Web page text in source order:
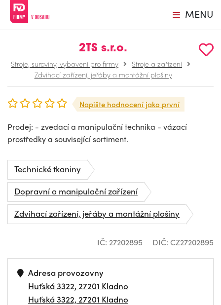
MENU
2TS s.r.o.
Stroje, suroviny, vybavení pro firmy
Stroje a zařízení
Zdvihací zařízení, jeřáby a montážní plošiny
Napište hodnocení jako první
Prodej: - zvedací a manipulační technika - vázací
prostředky a související sortiment.
Technické tkaniny
Dopravní a manipulační zařízení
Zdvihací zařízení, jeřáby a montážní plošiny
IČ: 27202895 DIČ: CZ27202895
Adresa provozovny
Huťská 3322, 27201 Kladno
Huťská 3322, 27201 Kladno